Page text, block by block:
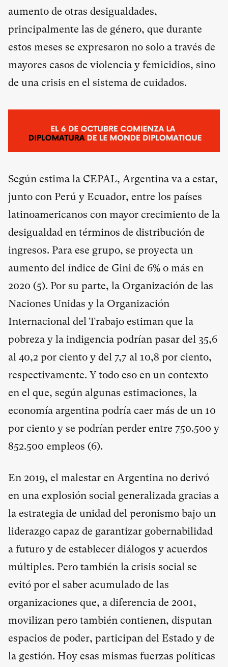
aumento de otras desigualdades,
principalmente las de género, que durante
estos meses se expresaron no solo a través de
mayores casos de violencia y femicidios, sino
de una crisis en el sistema de cuidados.
Según estima la CEPAL, Argentina va a estar,
junto con Perú y Ecuador, entre los países
latinoamericanos con mayor crecimiento de la
desigualdad en términos de distribución de
ingresos. Para ese grupo, se proyecta un
aumento del índice de Gini de 6% o más en
2020 (5). Por su parte, la Organización de las
Naciones Unidas y la Organización
Internacional del Trabajo estiman que la
pobreza y la indigencia podrían pasar del 35,6
al 40,2 por ciento y del 7,7 al 10,8 por ciento,
respectivamente. Y todo eso en un contexto
en el que, según algunas estimaciones, la
economía argentina podría caer más de un 10
por ciento y se podrían perder entre 750.500 y
852.500 empleos (6).
En 2019, el malestar en Argentina no derivó
en una explosión social generalizada gracias a
la estrategia de unidad del peronismo bajo un
liderazgo capaz de garantizar gobernabilidad
a futuro y de establecer diálogos y acuerdos
múltiples. Pero también la crisis social se
evitó por el saber acumulado de las
organizaciones que, a diferencia de 2001,
movilizan pero también contienen, disputan
espacios de poder, participan del Estado y de
la gestión. Hoy esas mismas fuerzas políticas